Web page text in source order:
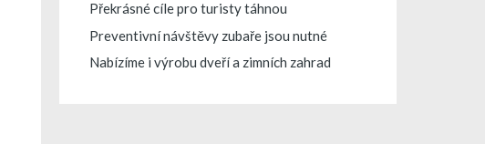
Překrásné cíle pro turisty táhnou
Preventivní návštěvy zubaře jsou nutné
Nabízíme i výrobu dveří a zimních zahrad